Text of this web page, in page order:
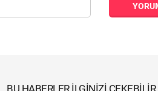
BU HABERLER İLGINIZI ÇEKEBILIR